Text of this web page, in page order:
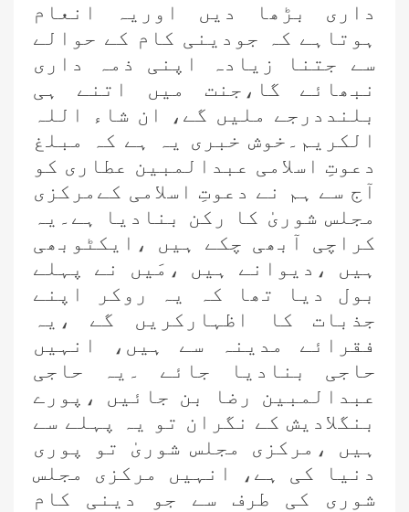
داری بڑھا دیں اوریہ انعام
ہوتاہے کہ جودینی کام کے حوالے
سے جتنا زیادہ اپنی ذمہ داری
نبھائے گا،جنت میں اتنے ہی
بلنددرجے ملیں گے، ان شاء اللہ
الکریم۔خوش خبری یہ ہے کہ مبلغ
دعوتِ اسلامی عبدالمبین عطاری کو
آج سے ہم نے دعوتِ اسلامی کےمرکزی
مجلس شوریٰ کا رکن بنادیا ہے۔یہ
کراچی آبھی چکے ہیں ،ایکٹوبھی
ہیں ،دیوانے ہیں ،مَیں نے پہلے
بول دیا تھا کہ یہ روکر اپنے
جذبات کا اظہارکریں گے ،یہ
فقرائے مدینہ سے ہیں، انہیں
حاجی بنادیا جائے ۔یہ حاجی
عبدالمبین رضا بن جائیں ،پورے
بنگلادیش کے نگران تو یہ پہلے سے
ہیں ،مرکزی مجلس شوریٰ تو پوری
دنیا کی ہے، انہیں مرکزی مجلس
شوری کی طرف سے جو دینی کام